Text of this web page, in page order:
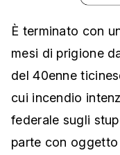
È terminato con
mesi di prigione
del 40enne
cui incendio
federale sugli
parte con